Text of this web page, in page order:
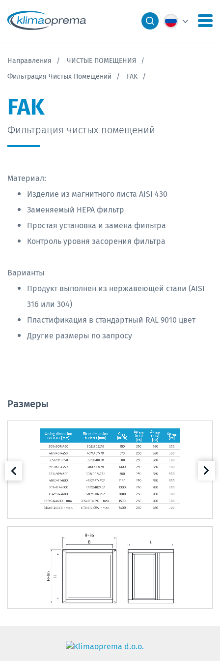
Направления
ЧИСТЫЕ ПОМЕЩЕНИЯ
Фильтрация Чистых Помещений
FAK
FAK
Фильтрация чистых помещений
Материал:
Изделие из магнитного листа AISI 430
Заменяемый HEPA фильтр
Простая установка и замена фильтра
Контроль уровня засорения фильтра
Варианты
Продукт выполнен из нержавеющей стали (AISI
316 или 304)
Пластификация в стандартный RAL 9010 цвет
Другие размеры по запросу
Pазмеры